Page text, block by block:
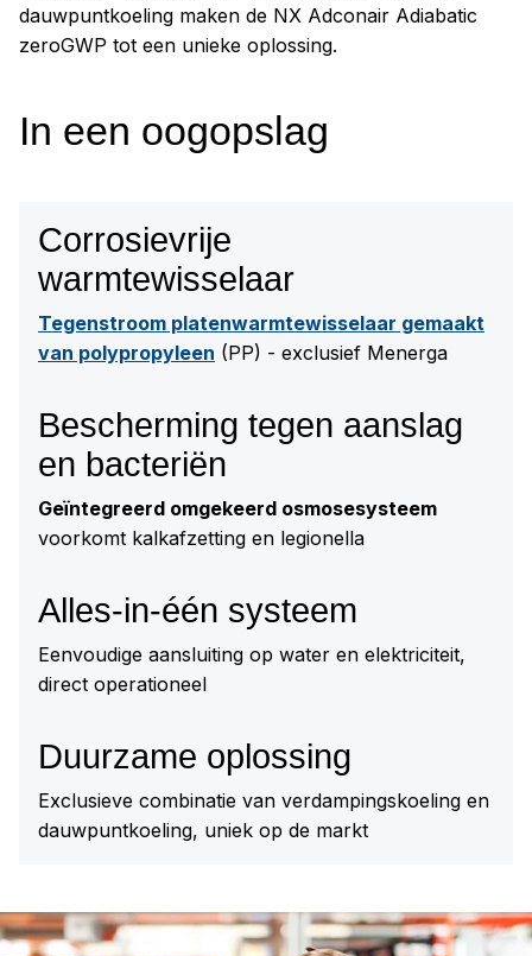
dauwpuntkoeling maken de NX Adconair Adiabatic
zeroGWP tot een unieke oplossing.
In een oogopslag
Corrosievrije
warmtewisselaar
Tegenstroom platenwarmtewisselaar gemaakt
van polypropyleen (PP) - exclusief Menerga
Bescherming tegen aanslag
en bacteriën
Geïntegreerd omgekeerd osmosesysteem
voorkomt kalkafzetting en legionella
Alles-in-één systeem
Eenvoudige aansluiting op water en elektriciteit,
direct operationeel
Duurzame oplossing
Exclusieve combinatie van verdampingskoeling en
dauwpuntkoeling, uniek op de markt